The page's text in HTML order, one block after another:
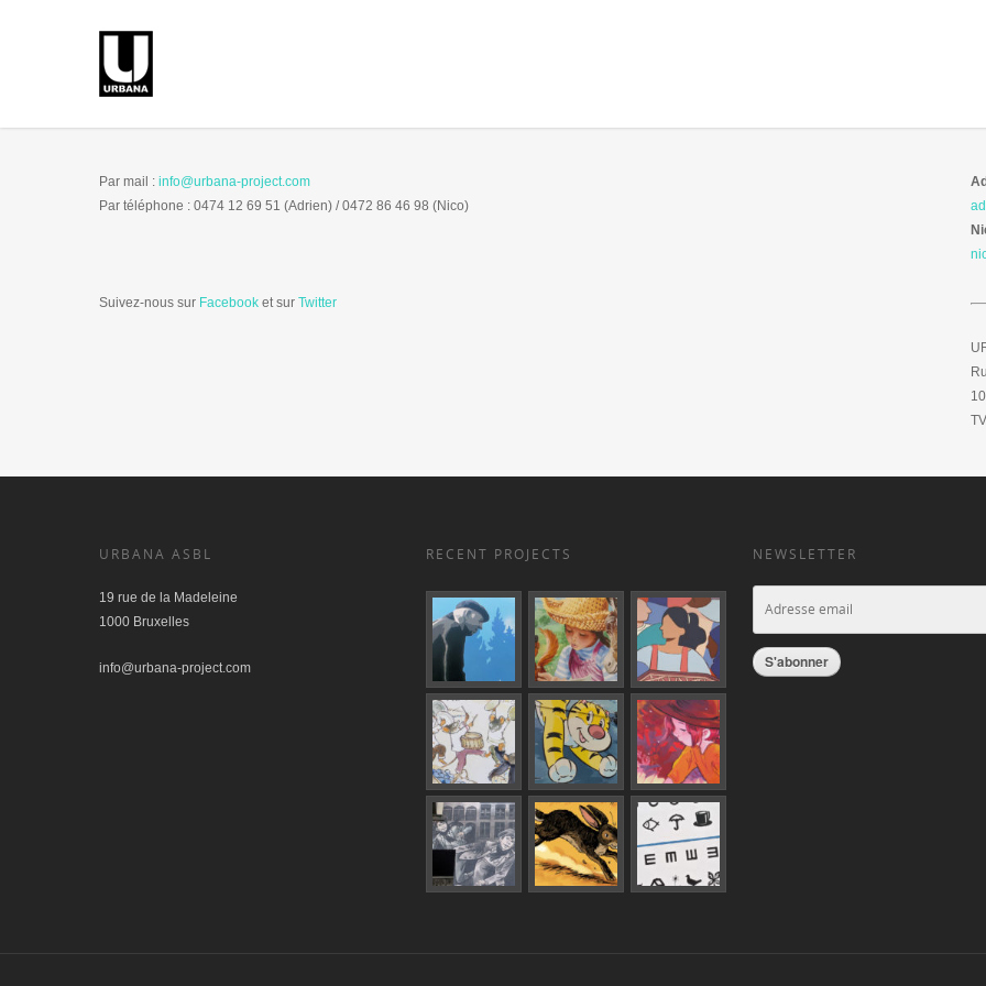
Par mail : info@urbana-project.com
Par téléphone : 0474 12 69 51 (Adrien) / 0472 86 46 98 (Nico)
Suivez-nous sur Facebook et sur Twitter
URBANA ASBL
19 rue de la Madeleine
1000 Bruxelles
info@urbana-project.com
RECENT PROJECTS NEWSLETTER
S'abonner